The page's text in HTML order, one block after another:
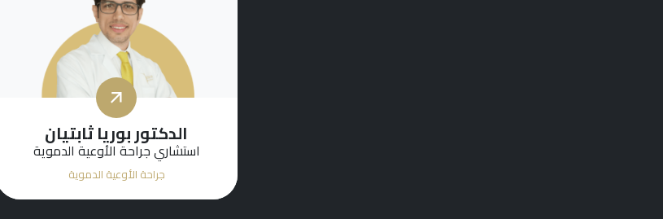
الدكتور بوريا ثابتيان
استشاري جراحة الأوعية الدموية
جراحة الأوعية الدموية